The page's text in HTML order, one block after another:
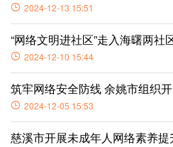
2024-12-13 15:51
“网络文明进社区”走入海曙两社
2024-12-10 15:44
筑牢网络安全防线 余姚市组织
2024-12-05 15:53
慈溪市开展未成年人网络素养提